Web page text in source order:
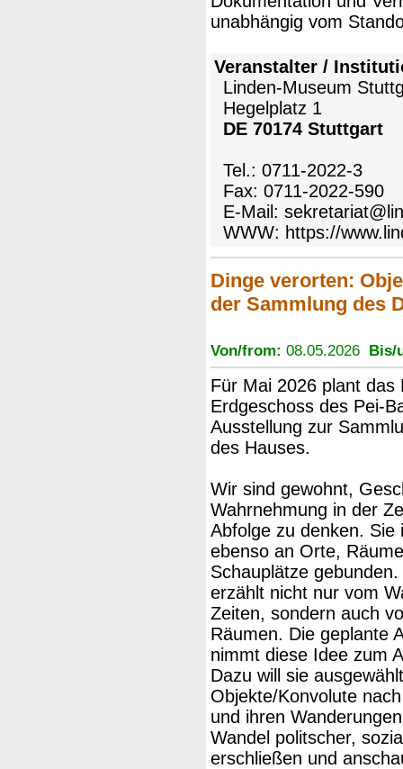
unabhängig vom
Veranstalter /
Linden-Museum
Hegelplatz 1
DE 70174 Stuttgart
Tel.: 0711-2022-3
Fax: 0711-2022-590
E-Mail:
WWW: https://
Dinge verorten:
der Sammlung des
Von/from: 08.05.2026 Bis/
Für Mai 2026 plant das
Erdgeschoss des Pei-
Ausstellung zur
des Hauses.
Wir sind gewohnt,
Wahrnehmung in der
Abfolge zu denken. Sie
ebenso an Orte,
Schauplätze
erzählt nicht nur vom
Zeiten, sondern auch
Räumen. Die geplante
nimmt diese Idee zum
Dazu will sie
Objekte/Konvolute
und ihren
Wandel politscher,
erschließen und